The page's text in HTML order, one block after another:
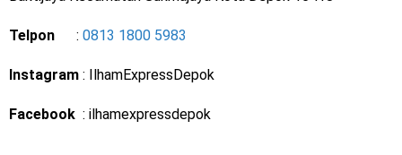
Telpon : 0813 1800 5983
Instagram : IlhamExpressDepok
Facebook : ilhamexpressdepok